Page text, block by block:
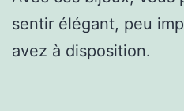
sentir élégant, peu
avez à disposition.